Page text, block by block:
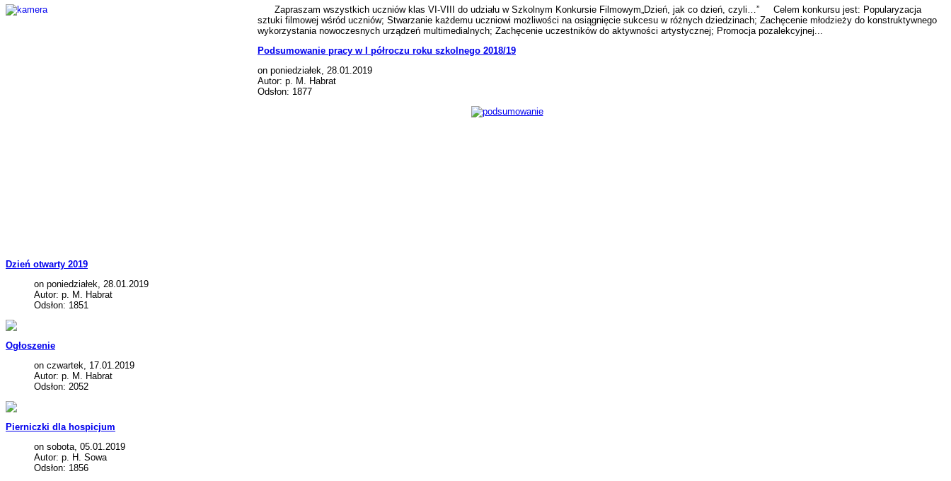
Zapraszam wszystkich uczniów klas VI-VIII do udziału w Szkolnym Konkursie Filmowym„Dzień, jak co dzień, czyli…” Celem konkursu jest: Popularyzacja
sztuki filmowej wśród uczniów; Stwarzanie każdemu uczniowi możliwości na osiągnięcie sukcesu w różnych dziedzinach; Zachęcenie młodzieży do konstruktywnego
wykorzystania nowoczesnych urządzeń multimedialnych; Zachęcenie uczestników do aktywności artystycznej; Promocja pozalekcyjnej...
Podsumowanie pracy w I półroczu roku szkolnego 2018/19
on poniedziałek, 28.01.2019
Autor: p. M. Habrat
Odsłon: 1877
Dzień otwarty 2019
on poniedziałek, 28.01.2019
Autor: p. M. Habrat
Odsłon: 1851
Ogłoszenie
on czwartek, 17.01.2019
Autor: p. M. Habrat
Odsłon: 2052
Pierniczki dla hospicjum
on sobota, 05.01.2019
Autor: p. H. Sowa
Odsłon: 1856